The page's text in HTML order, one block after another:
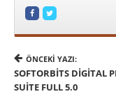
ÖNCEKI YAZI:
SOFTORBITS DIGITAL
SUITE FULL 5.0